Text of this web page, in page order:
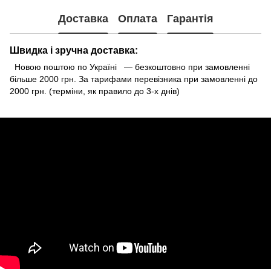
Доставка Оплата Гарантія
Швидка і зручна доставка:
Новою поштою по Україні — безкоштовно при замовленні
більше 2000 грн. За тарифами перевізника при замовленні до
2000 грн. (терміни, як правило до 3-х днів)